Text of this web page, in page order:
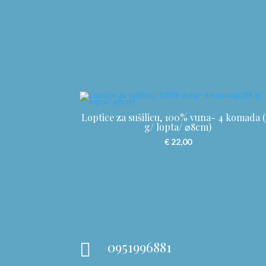
Loptice za sušilicu, 100% vuna- 4 komada
g/ lopta/ ⌀8cm)
€22,00
 0951996881